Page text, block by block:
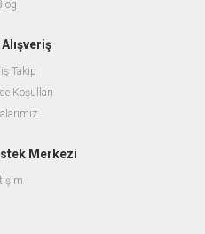
Takip
Koşulları
Merkezi